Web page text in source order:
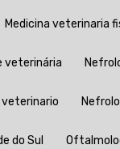
Medicina veterinaria
veterinária
veterinario
do Sul